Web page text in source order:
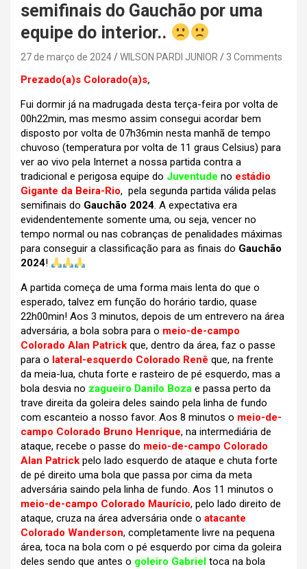
semifinais do Gauchão por uma
equipe do interior..
27 de março de 2024 WILSON PARDI JUNIOR 3 Comments
Prezado(a)s Colorado(a)s,
Fui dormir já na madrugada desta terça-feira por volta de
00h22min, mas mesmo assim consegui acordar bem
disposto por volta de 07h36min nesta manhã de tempo
chuvoso (temperatura por volta de 11 graus Celsius) para
ver ao vivo pela Internet a nossa partida contra a
tradicional e perigosa equipe do Juventude no estádio
Gigante da Beira-Rio, pela segunda partida válida pelas
semifinais do Gauchão 2024. A expectativa era
evidendentemente somente uma, ou seja, vencer no
tempo normal ou nas cobranças de penalidades máximas
para conseguir a classificação para as finais do Gauchão
2024!
A partida começa de uma forma mais lenta do que o
esperado, talvez em função do horário tardio, quase
22h00min! Aos 3 minutos, depois de um entrevero na área
adversária, a bola sobra para o meio-de-campo
Colorado Alan Patrick que, dentro da área, faz o passe
para o lateral-esquerdo Colorado Renê que, na frente
da meia-lua, chuta forte e rasteiro de pé esquerdo, mas a
bola desvia no zagueiro Danilo Boza e passa perto da
trave direita da goleira deles saindo pela linha de fundo
com escanteio a nosso favor. Aos 8 minutos o meio-de-
campo Colorado Bruno Henrique, na intermediária de
ataque, recebe o passe do meio-de-campo Colorado
Alan Patrick pelo lado esquerdo de ataque e chuta forte
de pé direito uma bola que passa por cima da meta
adversária saindo pela linha de fundo. Aos 11 minutos o
meio-de-campo Colorado Maurício, pelo lado direito de
ataque, cruza na área adversária onde o atacante
Colorado Wanderson, completamente livre na pequena
área, toca na bola com o pé esquerdo por cima da goleira
deles sendo que antes o goleiro Gabriel toca na bola